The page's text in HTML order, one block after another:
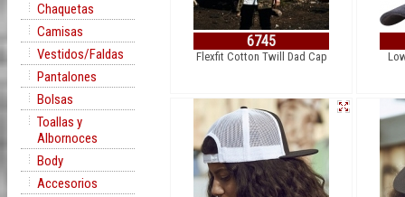
Chaquetas
Camisas
Vestidos/Faldas
Pantalones
Bolsas
Toallas y
Albornoces
Body
Accesorios
6745
Flexfit Cotton Twill Dad Cap